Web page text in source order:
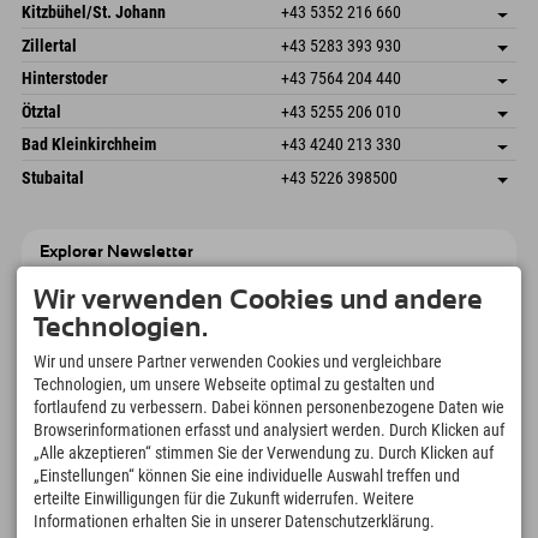
Dorfstr. 127b
6793 Gaschurn/Montafon
Österreich
Adresse speichern
Buchen
Kitzbühel/St. Johann +43 5352 216 660
Speckbacherstraße 87
6380 St. Johann in Tirol
Österreich
Adresse speichern
Anreiseinfos
Buchen
Zillertal +43 5283 393 930
Schmiedau 2
Österreich
Adresse speichern
Buchen
Hinterstoder +43 7564 204 440
Freizeitpark 10
4573 Hinterstoder
Österreich
Adresse speichern
Anreiseinfos
Buchen
Ötztal +43 5255 206 010
Gscheat 14
Österreich
Adresse speichern
Buchen
Bad Kleinkirchheim +43 4240 213 330
Dorfstraße 24
9546 Bad Kleinkirchheim
Adresse speichern
Anreiseinfos
Stubaital +43 5226 398500
Explorer Newsletter
genauso wenig wie Du. Versprochen! Eine Abmeldung ist jederzeit
möglich.
Explorer App
Wir verwenden Cookies und andere
Technologien.
Wir und unsere Partner verwenden Cookies und vergleichbare
Technologien, um unsere Webseite optimal zu gestalten und
fortlaufend zu verbessern. Dabei können personenbezogene Daten wie
Browserinformationen erfasst und analysiert werden. Durch Klicken auf
„Alle akzeptieren“ stimmen Sie der Verwendung zu. Durch Klicken auf
„Einstellungen“ können Sie eine individuelle Auswahl treffen und
erteilte Einwilligungen für die Zukunft widerrufen. Weitere
Informationen erhalten Sie in unserer Datenschutzerklärung.